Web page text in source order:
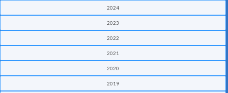
2024
2023
2022
2021
2020
2019